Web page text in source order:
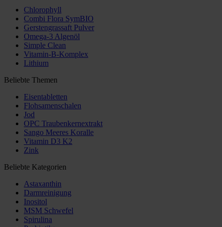
Chlorophyll
Combi Flora SymBIO
Gerstengrassaft Pulver
Omega-3 Algenöl
Simple Clean
Vitamin-B-Komplex
Lithium
Beliebte Themen
Eisentabletten
Flohsamenschalen
Jod
OPC Traubenkernextrakt
Sango Meeres Koralle
Vitamin D3 K2
Zink
Beliebte Kategorien
Astaxanthin
Darmreinigung
Inositol
MSM Schwefel
Spirulina